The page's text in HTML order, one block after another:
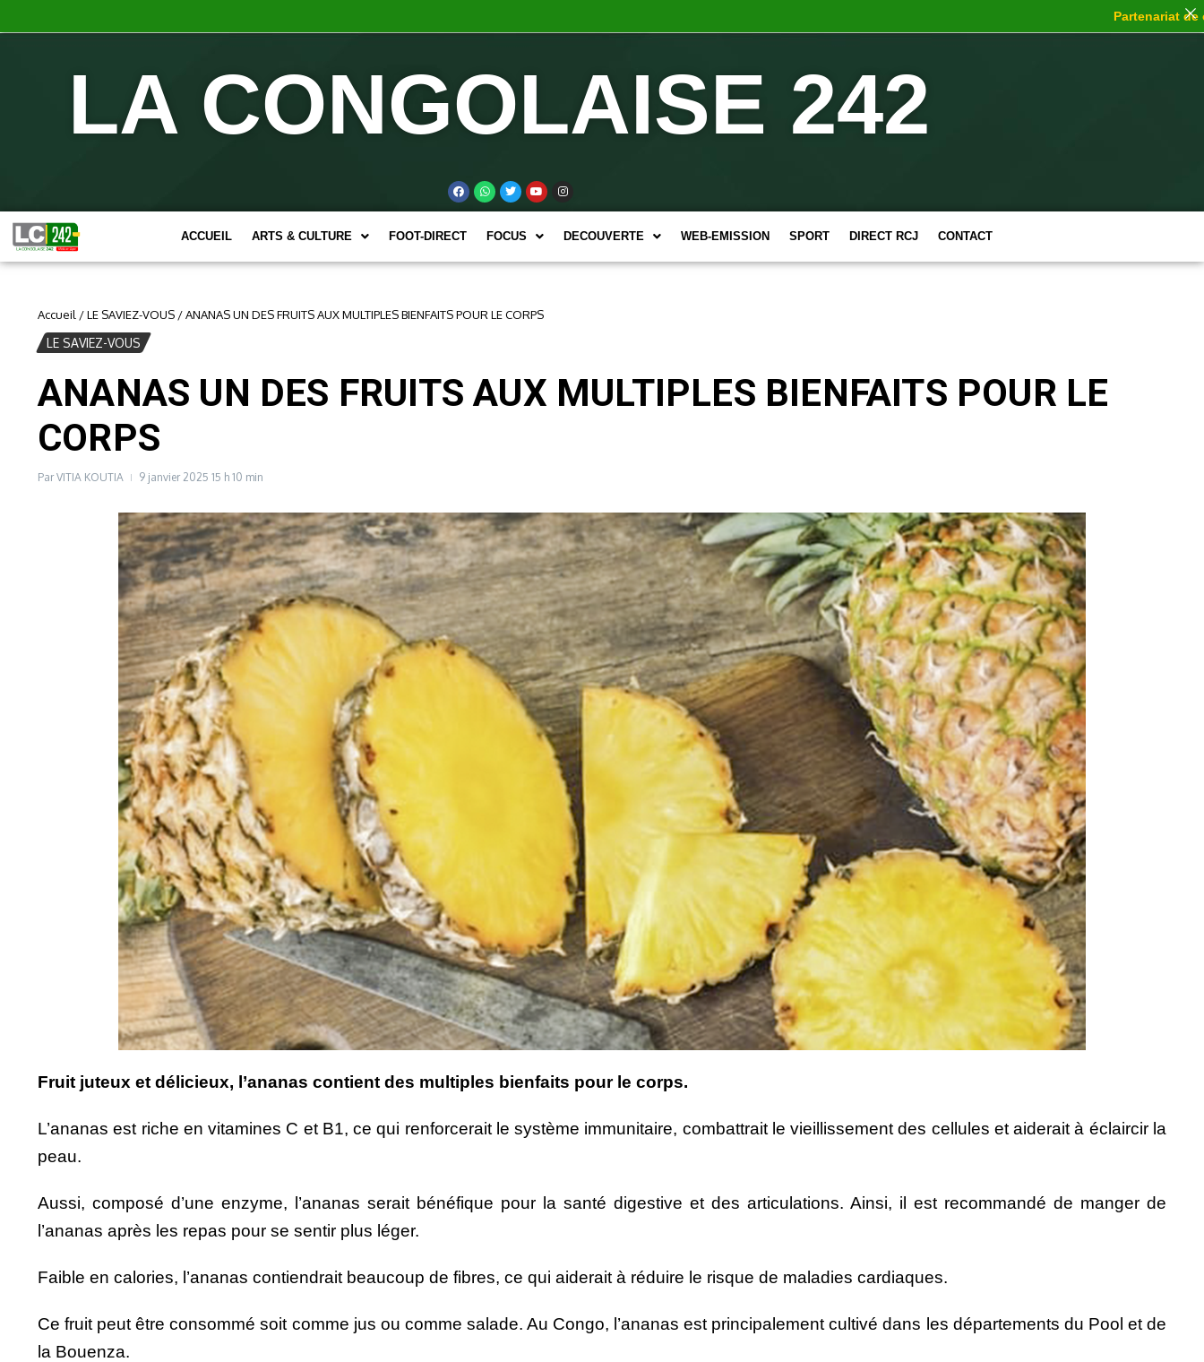
LA CONGOLAISE 242
ACCUEIL ARTS & CULTURE FOOT-DIRECT FOCUS DECOUVERTE WEB-EMISSION SPORT DIRECT RCJ CONTACT
Accueil /LE SAVIEZ-VOUS /ANANAS UN DES FRUITS AUX MULTIPLES BIENFAITS POUR LE CORPS
LE SAVIEZ-VOUS
ANANAS UN DES FRUITS AUX MULTIPLES BIENFAITS POUR LE
CORPS
ParVITIA KOUTIA 9 janvier 2025 15 h 10 min
Fruit juteux et délicieux, l’ananas contient des multiples bienfaits pour le corps.
L’ananas est riche en vitamines C et B1, ce qui renforcerait le système immunitaire, combattrait le vieillissement des cellules et aiderait à éclaircir la
peau.
Aussi, composé d’une enzyme, l’ananas serait bénéfique pour la santé digestive et des articulations. Ainsi, il est recommandé de manger de
l’ananas après les repas pour se sentir plus léger.
Faible en calories, l’ananas contiendrait beaucoup de fibres, ce qui aiderait à réduire le risque de maladies cardiaques.
Ce fruit peut être consommé soit comme jus ou comme salade. Au Congo, l’ananas est principalement cultivé dans les départements du Pool et de
la Bouenza.
Partenariat de choc